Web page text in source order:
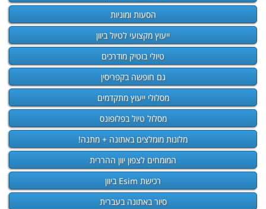
הסעות ומוניות
ייעוץ מקצועי לטיול ביוון
טיולי בוטיק מודרכים
גם חופשה בקפריסין
מסלולי ייעוץ מתקדמים
מסלול טיול בפלופונס
מלונות מומלצים באתונה + מתנה!
המומחים לצפון יוון ההררית
רכישת Esim ביוון
סיור באתונה בעברית